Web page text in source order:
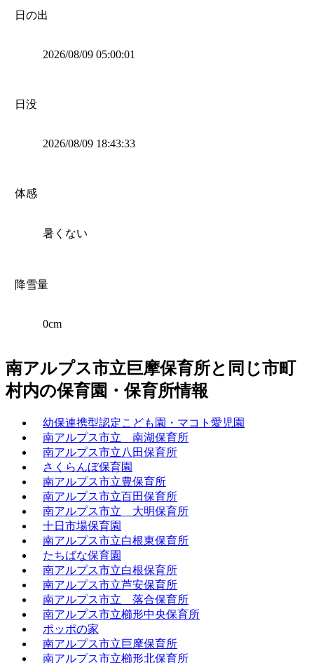
日の出
2026/08/09 05:00:01
日没
2026/08/09 18:43:33
体感
暑くない
降雪量
0cm
南アルプス市立巨摩保育所と同じ市町
村内の保育園・保育所情報
幼保連携型認定こども園・マコト愛児園
南アルプス市立 南湖保育所
南アルプス市立八田保育所
さくらんぼ保育園
南アルプス市立豊保育所
南アルプス市立百田保育所
南アルプス市立 大明保育所
十日市場保育園
南アルプス市立白根東保育所
たちばな保育園
南アルプス市立白根保育所
南アルプス市立芦安保育所
南アルプス市立 落合保育所
南アルプス市立櫛形中央保育所
ポッポの家
南アルプス市立巨摩保育所
南アルプス市立櫛形北保育所